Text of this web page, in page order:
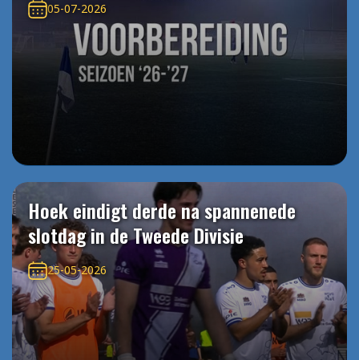
05-07-2026
Hoek eindigt derde na spannenede
slotdag in de Tweede Divisie
25-05-2026